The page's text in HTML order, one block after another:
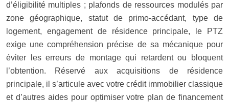
d’éligibilité multiples ; plafonds de ressources modulés par
zone géographique, statut de primo-accédant, type de
logement, engagement de résidence principale, le PTZ
exige une compréhension précise de sa mécanique pour
éviter les erreurs de montage qui retardent ou bloquent
l’obtention. Réservé aux acquisitions de résidence
principale, il s’articule avec votre crédit immobilier classique
et d’autres aides pour optimiser votre plan de financement